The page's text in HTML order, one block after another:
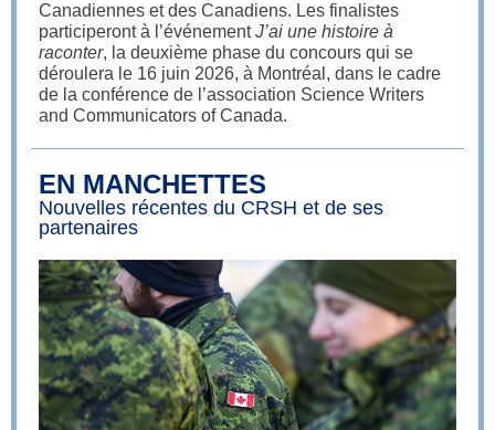
Canadiennes et des Canadiens. Les finalistes
participeront à l’événementJ’ai une histoire à
raconter, la deuxième phase du concours qui se
déroulera le 16 juin 2026, à Montréal, dans le cadre
de la conférence de l’association Science Writers
and Communicators of Canada.
EN MANCHETTES
Nouvelles récentes du CRSH et de ses
partenaires